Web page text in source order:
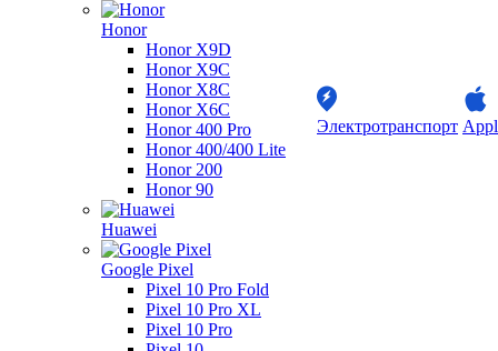
Honor
Honor X9D
Honor X9C
Honor X8C
Honor X6C
Honor 400 Pro
Honor 400/400 Lite
Honor 200
Honor 90
Huawei
Google Pixel
Pixel 10 Pro Fold
Pixel 10 Pro XL
Pixel 10 Pro
Электротранспорт